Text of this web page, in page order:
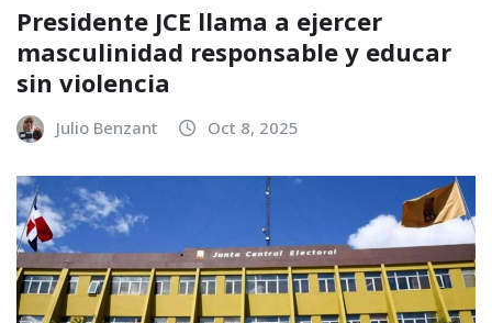
Presidente JCE llama a ejercer
masculinidad responsable y educar
sin violencia
Julio Benzant Oct 8, 2025